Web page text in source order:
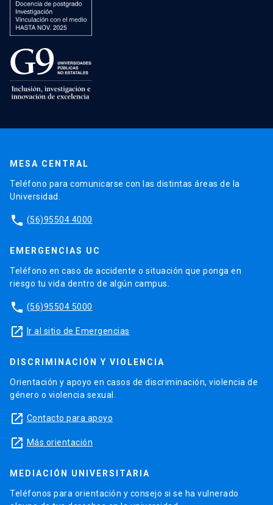
MESA CENTRAL
Teléfono para comunicarse con las distintas áreas de la
Universidad.
phone (56)95504 4000
EMERGENCIAS UC
Teléfono en caso de accidente o situación que ponga en
riesgo tu vida dentro de algún campus.
phone (56)95504 5000
launch Ir al sitio de Emergencias
DISCRIMINACIÓN Y VIOLENCIA
Orientación y apoyo en casos de discriminación, violencia de
género o violencia sexual.
launch Contacto para apoyo
launch Más orientación
MEDIACIÓN UNIVERSITARIA
Teléfonos para orientación y consejo si se ha vulnerado